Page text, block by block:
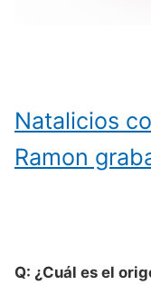
Natalicios
Ramon
Q: ¿Cuál es el